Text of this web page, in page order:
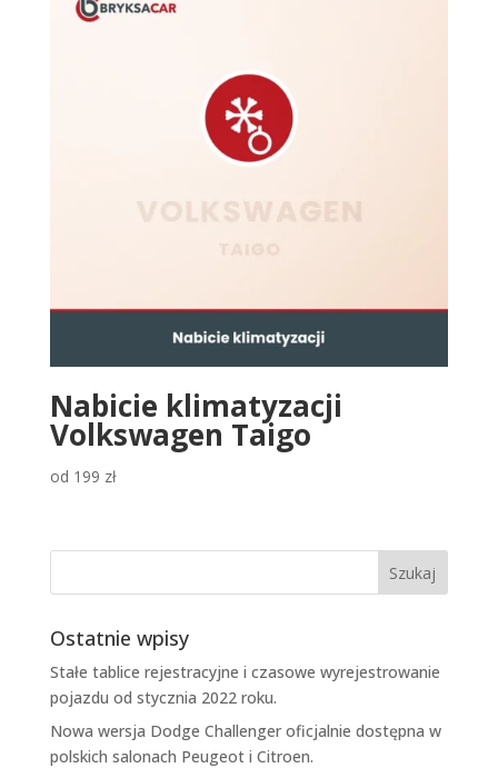
Nabicie klimatyzacji
Volkswagen Taigo
od 199 zł
Ostatnie wpisy
Stałe tablice rejestracyjne i czasowe wyrejestrowanie
pojazdu od stycznia 2022 roku.
Nowa wersja Dodge Challenger oficjalnie dostępna w
polskich salonach Peugeot i Citroen.